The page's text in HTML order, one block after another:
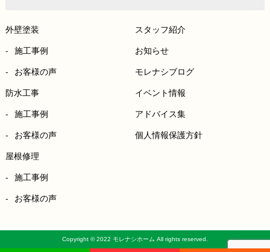
外壁塗装
施工事例
お客様の声
防水工事
施工事例
お客様の声
屋根修理
施工事例
お客様の声
スタッフ紹介
お知らせ
モレナシブログ
イベント情報
アドバイス集
個人情報保護方針
Copyright © 2022 モレナシホーム All rights reserved.